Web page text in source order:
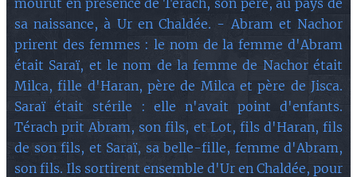
mourut en présence de Térach, son père, au pays de
sa naissance, à Ur en Chaldée. - Abram et Nachor
prirent des femmes : le nom de la femme d'Abram
était Saraï, et le nom de la femme de Nachor était
Milca, fille d'Haran, père de Milca et père de Jisca.
Saraï était stérile : elle n'avait point d'enfants.
Térach prit Abram, son fils, et Lot, fils d'Haran, fils
de son fils, et Saraï, sa belle-fille, femme d'Abram,
son fils. Ils sortirent ensemble d'Ur en Chaldée, pour